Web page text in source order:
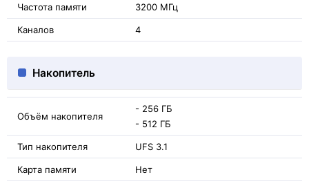
Частота памяти 3200 МГц
Каналов 4
Накопитель
Объём накопителя
- 256 ГБ
- 512 ГБ
Тип накопителя UFS 3.1
Карта памяти Нет